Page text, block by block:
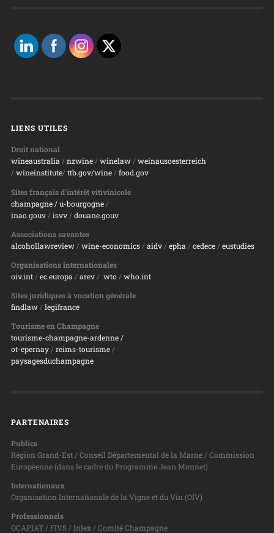
LIENS UTILES
Droit national
wineaustralia/ nzwine/ winelaw/ weinausoesterreich
/ wineinstitute/ ttb.gov/wine/ food.gov
Sites français d’intérêt vitivinicole
champagne/ u-bourgogne/
inao.gouv/ isvv/ douane.gouv
Associations savantes
alcohollawreview/ wine-economics/ aidv/ epha / cedece/ eustudies
Organisations internationales
oiv.int/ ec.europa / arev/ wto/ who.int
Sites juridiques à vocation générale
findlaw/ legifrance
Tourisme en Champagne
tourisme-champagne-ardenne /
ot-epernay/ reims-tourisme/
paysagesduchampagne
PARTENAIRES
Publics
Région Grand-Est / Conseil Départemental de la Marne / Commission
Européenne (dans le cadre du Programme Jean Monnet)
Internationaux
Organisation Internationale de la Vigne et du Vin (OIV)
Professionnels
OCAPIAT / FIVS / Inlex / Comité Champagne